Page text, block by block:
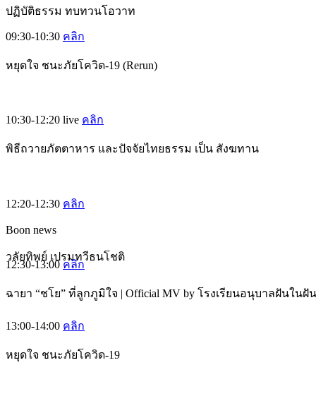
ปฏิบัติธรรม ทบทวนโอวาท
09:30-10:30 คลิก
หยุดใจ ชนะภัยโควิด-19 (Rerun)
10:30-12:20 live คลิก
พิธีถวายภัตตาหาร และปัจจัยไทยธรรม เป็น สังฆทาน
12:20-12:30 คลิก
Boon news
วลัยทิพย์ เปรมทวีธนโชติ
12:30-13:00 คลิก
ฉายา “ชโย” ที่ลูกภูมิใจ | Official MV by โรงเรียนอนุบาลฝันในฝั
13:00-14:00 คลิก
หยุดใจ ชนะภัยโควิด-19